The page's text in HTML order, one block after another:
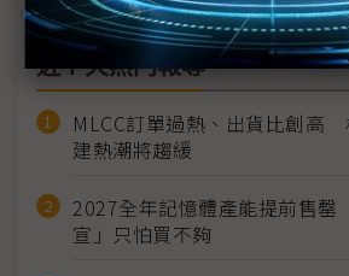
近７天熱門報導
MLCC訂單過熱、出貨比創高
建熱潮將趨緩
2027全年記憶體產能提前售
宣」只怕買不夠